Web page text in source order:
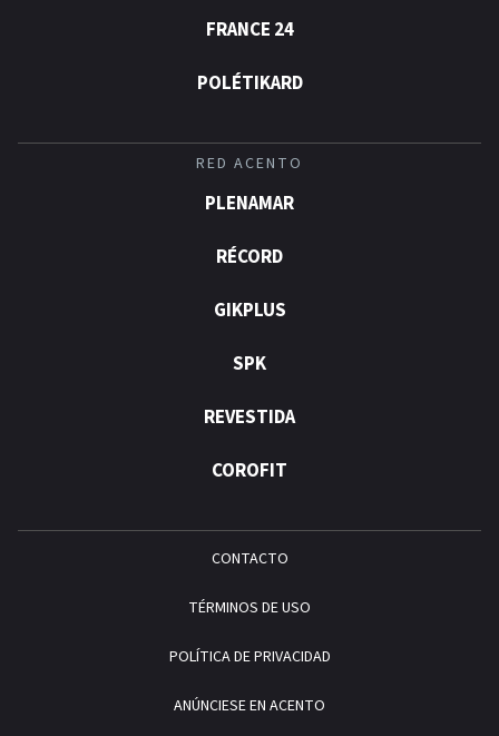
FRANCE 24
POLÉTIKARD
RED ACENTO
PLENAMAR
RÉCORD
GIKPLUS
SPK
REVESTIDA
COROFIT
CONTACTO
TÉRMINOS DE USO
POLÍTICA DE PRIVACIDAD
ANÚNCIESE EN ACENTO